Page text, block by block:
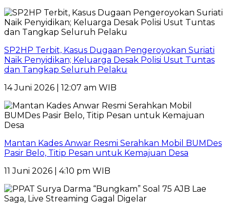
SP2HP Terbit, Kasus Dugaan Pengeroyokan Suriati
Naik Penyidikan; Keluarga Desak Polisi Usut Tuntas
dan Tangkap Seluruh Pelaku
14 Juni 2026 | 12:07 am WIB
Mantan Kades Anwar Resmi Serahkan Mobil BUMDes
Pasir Belo, Titip Pesan untuk Kemajuan Desa
11 Juni 2026 | 4:10 pm WIB